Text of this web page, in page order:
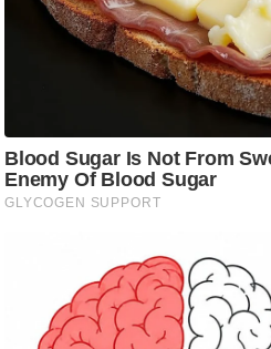
ज्यो
भु
म
हि
स्थ